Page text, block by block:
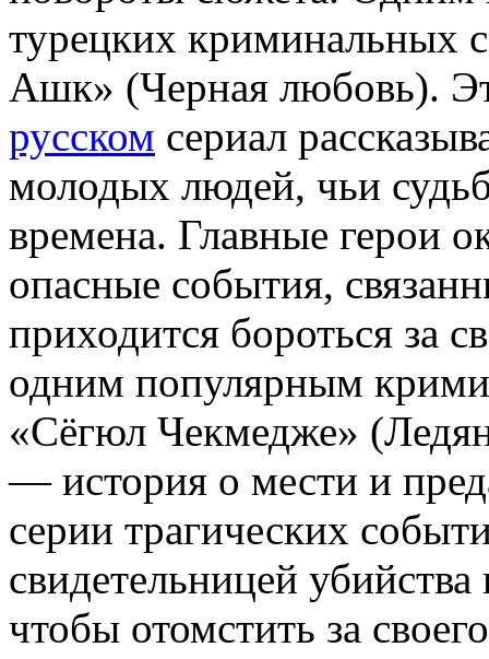
турецких криминальных
Ашк» (Черная любовь).
русском сериал
молодых людей, чьи
времена. Главные герои
опасные события,
приходится бороться за
одним популярным
«Сёгюл Чекмедже»
— история о мести и
серии трагических
свидетельницей
чтобы отомстить за